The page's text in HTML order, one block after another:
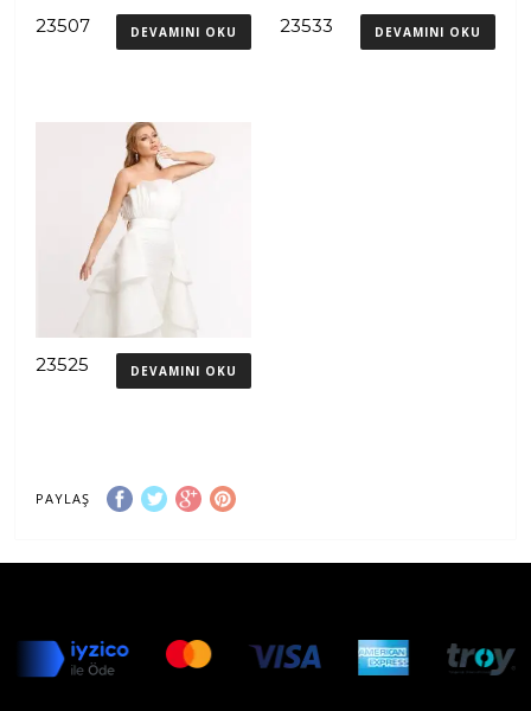
23507 DEVAMINI OKU 23533 DEVAMINI OKU
23525 DEVAMINI OKU
PAYLAŞ